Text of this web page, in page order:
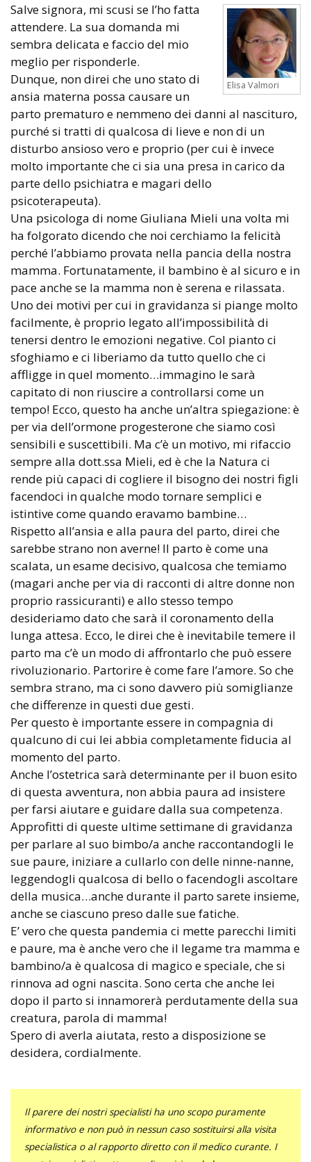
Elisa Valmori
Salve signora, mi scusi se l’ho fatta
attendere. La sua domanda mi
sembra delicata e faccio del mio
meglio per risponderle.
Dunque, non direi che uno stato di
ansia materna possa causare un
parto prematuro e nemmeno dei danni al nascituro,
purché si tratti di qualcosa di lieve e non di un
disturbo ansioso vero e proprio (per cui è invece
molto importante che ci sia una presa in carico da
parte dello psichiatra e magari dello
psicoterapeuta).
Una psicologa di nome Giuliana Mieli una volta mi
ha folgorato dicendo che noi cerchiamo la felicità
perché l’abbiamo provata nella pancia della nostra
mamma. Fortunatamente, il bambino è al sicuro e in
pace anche se la mamma non è serena e rilassata.
Uno dei motivi per cui in gravidanza si piange molto
facilmente, è proprio legato all’impossibilità di
tenersi dentro le emozioni negative. Col pianto ci
sfoghiamo e ci liberiamo da tutto quello che ci
affligge in quel momento…immagino le sarà
capitato di non riuscire a controllarsi come un
tempo! Ecco, questo ha anche un’altra spiegazione: è
per via dell’ormone progesterone che siamo così
sensibili e suscettibili. Ma c’è un motivo, mi rifaccio
sempre alla dott.ssa Mieli, ed è che la Natura ci
rende più capaci di cogliere il bisogno dei nostri figli
facendoci in qualche modo tornare semplici e
istintive come quando eravamo bambine…
Rispetto all’ansia e alla paura del parto, direi che
sarebbe strano non averne! Il parto è come una
scalata, un esame decisivo, qualcosa che temiamo
(magari anche per via di racconti di altre donne non
proprio rassicuranti) e allo stesso tempo
desideriamo dato che sarà il coronamento della
lunga attesa. Ecco, le direi che è inevitabile temere il
parto ma c’è un modo di affrontarlo che può essere
rivoluzionario. Partorire è come fare l’amore. So che
sembra strano, ma ci sono davvero più somiglianze
che differenze in questi due gesti.
Per questo è importante essere in compagnia di
qualcuno di cui lei abbia completamente fiducia al
momento del parto.
Anche l’ostetrica sarà determinante per il buon esito
di questa avventura, non abbia paura ad insistere
per farsi aiutare e guidare dalla sua competenza.
Approfitti di queste ultime settimane di gravidanza
per parlare al suo bimbo/a anche raccontandogli le
sue paure, iniziare a cullarlo con delle ninne-nanne,
leggendogli qualcosa di bello o facendogli ascoltare
della musica…anche durante il parto sarete insieme,
anche se ciascuno preso dalle sue fatiche.
E’ vero che questa pandemia ci mette parecchi limiti
e paure, ma è anche vero che il legame tra mamma e
bambino/a è qualcosa di magico e speciale, che si
rinnova ad ogni nascita. Sono certa che anche lei
dopo il parto si innamorerà perdutamente della sua
creatura, parola di mamma!
Spero di averla aiutata, resto a disposizione se
desidera, cordialmente.
Il parere dei nostri specialisti ha uno scopo puramente
informativo e non può in nessun caso sostituirsi alla visita
specialistica o al rapporto diretto con il medico curante. I